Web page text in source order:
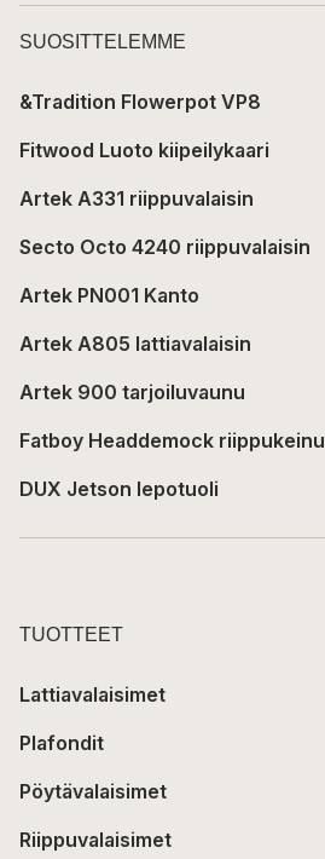
SUOSITTELEMME
&Tradition Flowerpot VP8
Fitwood Luoto kiipeilykaari
Artek A331 riippuvalaisin
Secto Octo 4240 riippuvalaisin
Artek PN001 Kanto
Artek A805 lattiavalaisin
Artek 900 tarjoiluvaunu
Fatboy Headdemock riippukeinu
DUX Jetson lepotuoli
TUOTTEET
Lattiavalaisimet
Plafondit
Pöytävalaisimet
Riippuvalaisimet